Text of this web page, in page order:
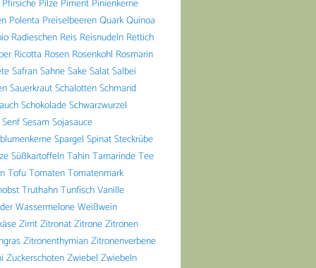
Pfirsiche Pilze Piment Pinienkerne
Polenta PreiselbeerenQuarkQuinoa
Radieschen Reis Reisnudeln Rettich
Ricotta Rosen Rosenkohl Rosmarin
SafranSahneSakeSalatSalbei
SauerkrautSchalottenSchmand
SchokoladeSchwarzwurzel
SenfSesamSojasauce
Spargel SpinatSteckrübe
SüßkartoffelnTahinTamarindeTee
TofuTomatenTomatenmark
TruthahnTunfischVanille
WassermeloneWeißwein
ZimtZitronatZitroneZitronen
ZitronenthymianZitronenverbene
ZuckerschotenZwiebel Zwiebeln